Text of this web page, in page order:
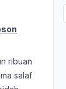
ribuan
salaf